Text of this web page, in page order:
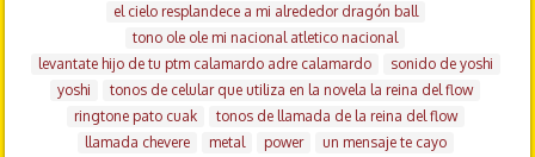
el cielo resplandece a mi alrededor dragón ball
tono ole ole mi nacional atletico nacional
levantate hijo de tu ptm calamardo adre calamardo
sonido de yoshi
yoshi
tonos de celular que utiliza en la novela la reina del flow
ringtone pato cuak
tonos de llamada de la reina del flow
llamada chevere
metal power un mensaje te cayo